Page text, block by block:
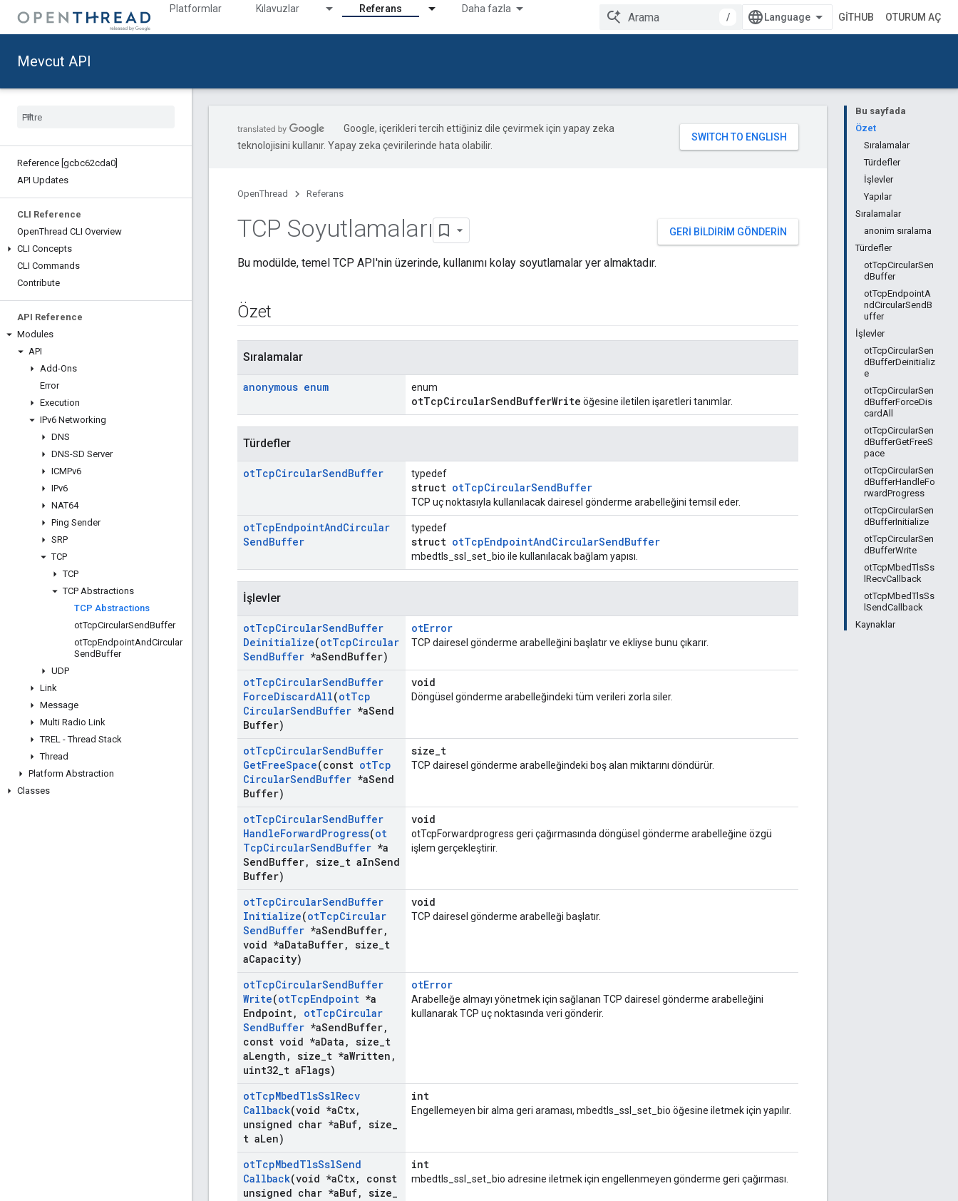
Platformlar Kılavuzlar Referans Daha fazla
/ GITHUB OTURUM AÇ
Mevcut API
Reference [gcbc62cda0]
API Updates
CLI Reference
OpenThread CLI Overview
CLI Concepts
CLI Commands
Contribute
API Reference
Modules
API
Add-Ons
Error
Execution
IPv6 Networking
DNS
DNS-SD Server
ICMPv6
IPv6
NAT64
Ping Sender
SRP
TCP
TCP
TCP Abstractions
TCP Abstractions
otTcpCircularSendBuffer
otTcpEndpointAndCircular
SendBuffer
UDP
Link
Message
Multi Radio Link
TREL - Thread Stack
Thread
Platform Abstraction
Classes
Bu sayfada
Özet
Sıralamalar
Türdefler
İşlevler
Yapılar
Sıralamalar
anonim sıralama
Türdefler
otTcpCircularSen
dBuffer
otTcpEndpointA
ndCircularSendB
uffer
İşlevler
otTcpCircularSen
dBufferDeinitializ
e
otTcpCircularSen
dBufferForceDis
cardAll
otTcpCircularSen
dBufferGetFreeS
pace
otTcpCircularSen
dBufferHandleFo
rwardProgress
otTcpCircularSen
dBufferInitialize
otTcpCircularSen
dBufferWrite
otTcpMbedTlsSs
lRecvCallback
otTcpMbedTlsSs
lSendCallback
Kaynaklar
Google, içerikleri tercih ettiğiniz dile çevirmek için yapay zeka
teknolojisini kullanır. Yapay zeka çevirilerinde hata olabilir.
OpenThread Referans
GERI BILDIRIM GÖNDERIN
TCP Soyutlamaları
Bu modülde, temel TCP API'nin üzerinde, kullanımı kolay soyutlamalar yer almaktadır.
Özet
Sıralamalar
anonymous enum enum
otTcpCircularSendBufferWrite öğesine iletilen işaretleri tanımlar.
Türdefler
otTcpCircularSendBuffer typedef
struct otTcpCircularSendBuffer
TCP uç noktasıyla kullanılacak dairesel gönderme arabelleğini temsil eder.
otTcpEndpointAndCircular
SendBuffer
typedef
struct otTcpEndpointAndCircularSendBuffer
mbedtls_ssl_set_bio ile kullanılacak bağlam yapısı.
İşlevler
otTcpCircularSendBuffer
Deinitialize(otTcpCircular
SendBuffer *aSendBuffer)
otError
TCP dairesel gönderme arabelleğini başlatır ve ekliyse bunu çıkarır.
otTcpCircularSendBuffer
ForceDiscardAll(otTcp
CircularSendBuffer *aSend
Buffer)
void
Döngüsel gönderme arabelleğindeki tüm verileri zorla siler.
otTcpCircularSendBuffer
GetFreeSpace(const otTcp
CircularSendBuffer *aSend
Buffer)
size_t
TCP dairesel gönderme arabelleğindeki boş alan miktarını döndürür.
otTcpCircularSendBuffer
HandleForwardProgress(ot
TcpCircularSendBuffer *a
SendBuffer, size t aInSend
Buffer)
void
otTcpForwardprogress geri çağırmasında döngüsel gönderme arabelleğine özgü
işlem gerçekleştirir.
otTcpCircularSendBuffer
Initialize(otTcpCircular
SendBuffer *aSendBuffer,
void *aDataBuffer, size t
aCapacity)
void
TCP dairesel gönderme arabelleği başlatır.
otTcpCircularSendBuffer
Write(otTcpEndpoint *a
Endpoint, otTcpCircular
SendBuffer *aSendBuffer,
const void *aData , size t
aLength , size t *aWritten ,
uint32 t aFlags)
otError
Arabelleğe almayı yönetmek için sağlanan TCP dairesel gönderme arabelleğini
kullanarak TCP uç noktasında veri gönderir.
otTcpMbedTlsSslRecv
Callback(void *aCtx,
unsigned char *aBuf, size
t aLen)
int
Engellemeyen bir alma geri araması, mbedtls_ssl_set_bio öğesine iletmek için yapılır.
otTcpMbedTlsSslSend
Callback(void *aCtx,
const
unsigned char *aBuf, size
int
mbedtls_ssl_set_bio adresine iletmek için engellenmeyen gönderme geri çağırması.